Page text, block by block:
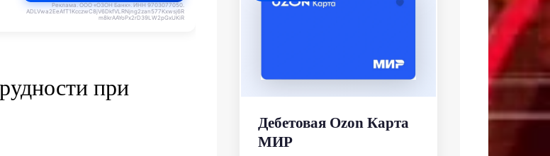
Реклама. ООО «ОЗОН Банк». ИНН 9703077050.
ADLVwa2EeAfT1KcczwC8jV6DkfVLRNjng2zan577Kxwsj6R
m8krAAYoPx2rD39LW2pGxUKiR
при
Дебетовая Ozon Карта
МИР